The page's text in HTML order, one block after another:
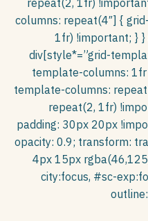
repeat(2, 1fr)
columns: repeat(4″] {
1fr) !important; } }
div[style*=”grid-
template-columns:
template-columns:
repeat(2, 1fr)
padding: 30px 20px
opacity: 0.9; transform:
4px 15px
city:focus, #sc-